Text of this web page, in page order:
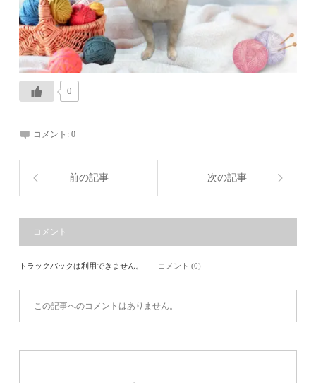
0
コメント:0
前の記事 次の記事
コメント
トラックバックは利用できません。 コメント (0)
この記事へのコメントはありません。